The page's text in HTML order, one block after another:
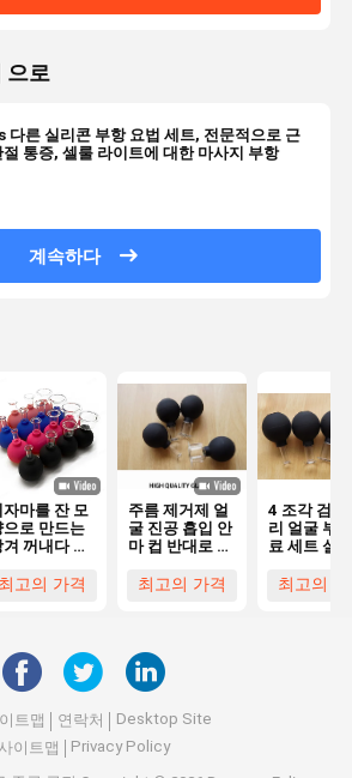
으로
다른 실리콘 부항 요법 세트, 전문적으로 근
절 통증, 셀룰 라이트에 대한 마사지 부항
계속하다
자마를 잔 모
으로 만드는
겨 꺼내다 진
지는 반대 셀
최고의 가격
주름 제거제 얼
굴 진공 흡입 안
마 컵 반대로 셀
소시키는 뚱뚱
최고의 가격
4 조각 검은
리 얼굴 부
료 세트 실
지 컵 안티
최고의
트맵 연락처
Desktop Site
사이트맵
Privacy Policy